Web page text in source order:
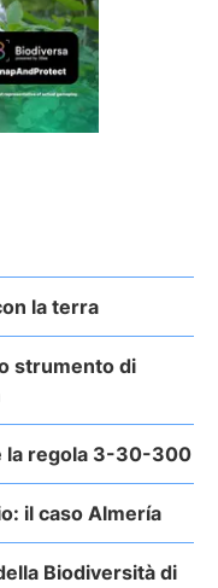
la terra
strumento di
la regola 3-30-300
il caso Almería
Biodiversità di